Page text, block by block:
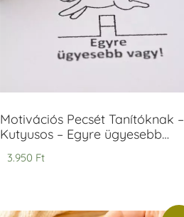
Motivációs Pecsét Tanítóknak –
Kutyusos – Egyre ügyesebb…
3.950 Ft